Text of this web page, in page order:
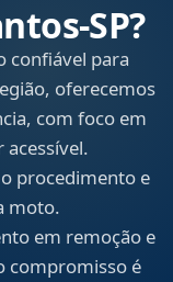
confiável para
oferecemos
com foco em
acessível.
procedimento e
moto.
em remoção e
compromisso é